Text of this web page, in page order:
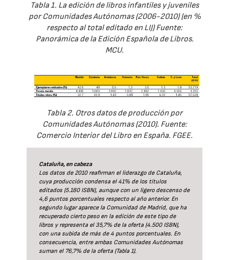
Tabla 1. La edición de libros infantiles y juveniles
por Comunidades Autónomas (2006-2010) (en %
respecto al total editado en LIJ) Fuente:
Panorámica de la Edición Española de Libros.
MCU.
Tabla 2. Otros datos de producción por
Comunidades Autónomas (2010). Fuente:
Comercio Interior del Libro en España. FGEE.
Cataluña, en cabeza
Los datos de 2010 reafirman el liderazgo de Cataluña,
cuya producción condensa el 41% de los títulos
editados (5.180 ISBN), aunque con un ligero descenso de
4,6 puntos porcentuales respecto al año anterior. En
segundo lugar aparece la Comunidad de Madrid, que ha
recuperado cierto peso en la edición de este tipo de
libros y representa el 35,7% de la oferta (4.500 ISBN),
con una subida de más de 4 puntos porcentuales. En
consecuencia, entre ambas Comunidades Autónomas
suman el 76,7% de la oferta (Tabla 1).